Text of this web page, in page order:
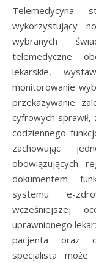
Telemedycyna
wykorzystujący
wybranych
telemedyczne
lekarskie,
monitorowanie
przekazywanie
cyfrowych sprawił,
codziennego
zachowując
obowiązujących
dokumentem
systemu e-
wcześniejszej
uprawnionego
pacjenta oraz
specjalista może